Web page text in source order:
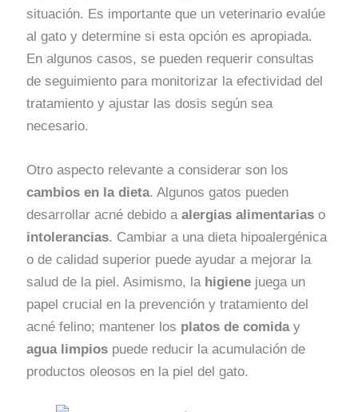
situación. Es importante que un veterinario evalúe
al gato y determine si esta opción es apropiada.
En algunos casos, se pueden requerir consultas
de seguimiento para monitorizar la efectividad del
tratamiento y ajustar las dosis según sea
necesario.
Otro aspecto relevante a considerar son los
cambios en la dieta. Algunos gatos pueden
desarrollar acné debido aalergias alimentarias o
intolerancias. Cambiar a una dieta hipoalergénica
o de calidad superior puede ayudar a mejorar la
salud de la piel. Asimismo, la higiene juega un
papel crucial en la prevención y tratamiento del
acné felino; mantener los platos de comiday
agua limpios puede reducir la acumulación de
productos oleosos en la piel del gato.